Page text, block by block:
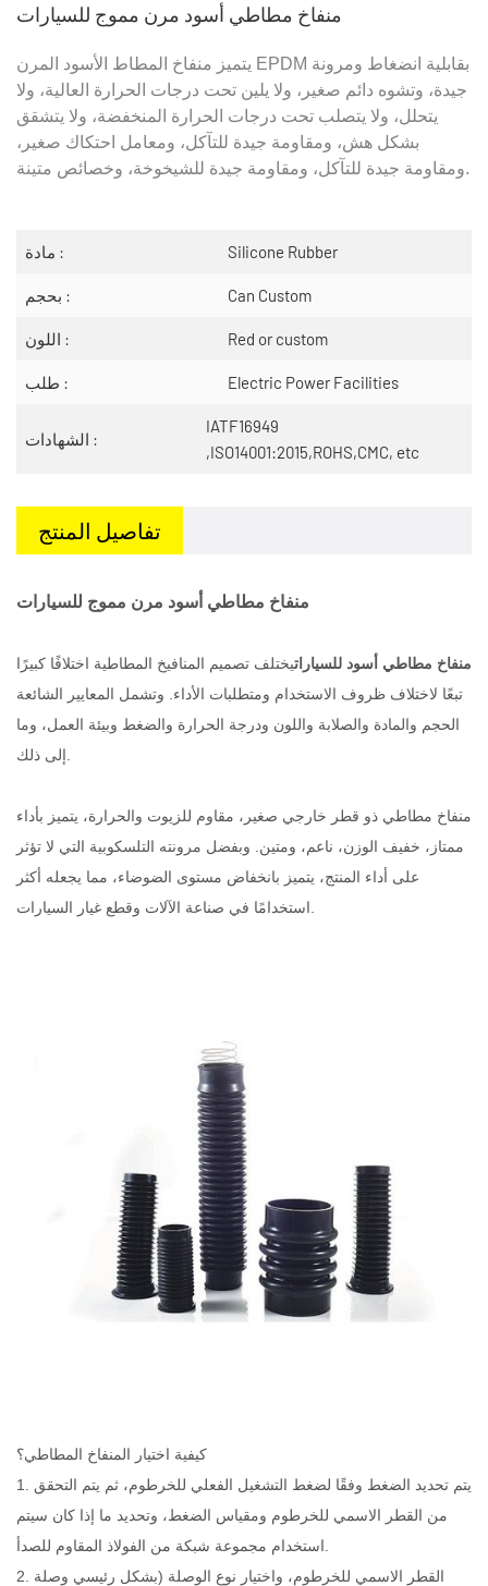
منفاخ مطاطي أسود مرن مموج للسيارات
يتميز منفاخ المطاط الأسود المرن EPDM بقابلية انضغاط ومرونة
جيدة، وتشوه دائم صغير، ولا يلين تحت درجات الحرارة العالية، ولا
يتحلل، ولا يتصلب تحت درجات الحرارة المنخفضة، ولا يتشقق
بشكل هش، ومقاومة جيدة للتآكل، ومعامل احتكاك صغير،
ومقاومة جيدة للتآكل، ومقاومة جيدة للشيخوخة، وخصائص متينة.
مادة : Silicone Rubber
بحجم : Can Custom
اللون : Red or custom
طلب : Electric Power Facilities
الشهادات :
IATF16949
,ISO14001:2015,ROHS,CMC, etc
تفاصيل المنتج
منفاخ مطاطي أسود مرن مموج للسيارات
منفاخ مطاطي أسود للسياراتيختلف تصميم المنافيخ المطاطية اختلافًا كبيرًا
تبعًا لاختلاف ظروف الاستخدام ومتطلبات الأداء. وتشمل المعايير الشائعة
الحجم والمادة والصلابة واللون ودرجة الحرارة والضغط وبيئة العمل، وما
منفاخ مطاطي ذو قطر خارجي صغير، مقاوم للزيوت والحرارة، يتميز بأداء
ممتاز، خفيف الوزن، ناعم، ومتين. وبفضل مرونته التلسكوبية التي لا تؤثر
على أداء المنتج، يتميز بانخفاض مستوى الضوضاء، مما يجعله أكثر
كيفية اختيار المنفاخ المطاطي؟
1. يتم تحديد الضغط وفقًا لضغط التشغيل الفعلي للخرطوم، ثم يتم التحقق
من القطر الاسمي للخرطوم ومقياس الضغط، وتحديد ما إذا كان سيتم
2. القطر الاسمي للخرطوم، واختيار نوع الوصلة (بشكل رئيسي وصلة